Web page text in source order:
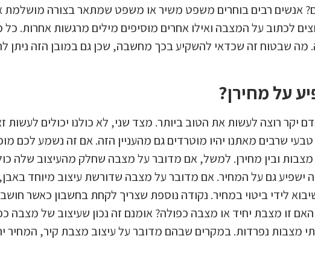
אנשים רבים בוחרים משפט משיר או משפט שמתאר בצורה מושלמת
לכתוב על המצבה ואילו אחרים מוסיפים מילים מרגשות אחרות.
שבטוח זה שכדאי להשקיע בכך מחשבה, שכן גם במובן הזה ניתן
על מחירן?
רוצה לעשות את הטוב ביותר. מצד שני, לא כולנו יכולים לעשות
טבעי שרבים מאתנו יהיו מוטרדים גם מהעניין הזה. אם זה נשמע לכם
מצבות ובין מחירן. למשל, אם מדובר על מצבה שחלק מהעיצוב שלה
ישפיע גם על המחיר. אם מדובר על מצבה שדורשת עיצוב מיוחד
לידי ביטוי במחיר. נקודה נוספת שצריך לקחת בחשבון כאשר
זו מצבת יחיד או מצבה כפולה? אומנם זה נכון שעיצוב של מצבה
מצבות נפרדות. במקרים שבהם מדובר על עיצוב מצבת קיר, המחיר